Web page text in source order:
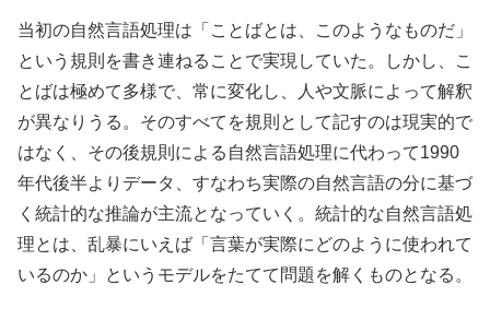
当初の自然言語処理は「ことばとは、このようなものだ」
という規則を書き連ねることで実現していた。しかし、こ
とばは極めて多様で、常に変化し、人や文脈によって解釈
が異なりうる。そのすべてを規則として記すのは現実的で
はなく、その後規則による自然言語処理に代わって1990
年代後半よりデータ、すなわち実際の自然言語の分に基づ
く統計的な推論が主流となっていく。統計的な自然言語処
理とは、乱暴にいえば「言葉が実際にどのように使われて
いるのか」というモデルをたてて問題を解くものとなる。